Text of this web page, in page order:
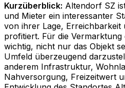
Kurzüberblick: Altendorf SZ
und Mieter ein interessanter
von ihrer Lage, Erreichbarkeit
profitiert. Für die Vermarktung
wichtig, nicht nur das Objekt
Umfeld überzeugend
anderem Infrastruktur,
Nahversorgung, Freizeitwert